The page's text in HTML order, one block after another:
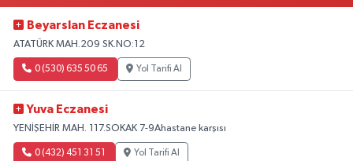
Beyarslan Eczanesi
ATATÜRK MAH.209 SK.NO:12
0 (530) 635 50 65 Yol Tarifi Al
Yuva Eczanesi
YENİŞEHİR MAH. 117.SOKAK 7-9Ahastane karşısı
0 (432) 451 31 51 Yol Tarifi Al